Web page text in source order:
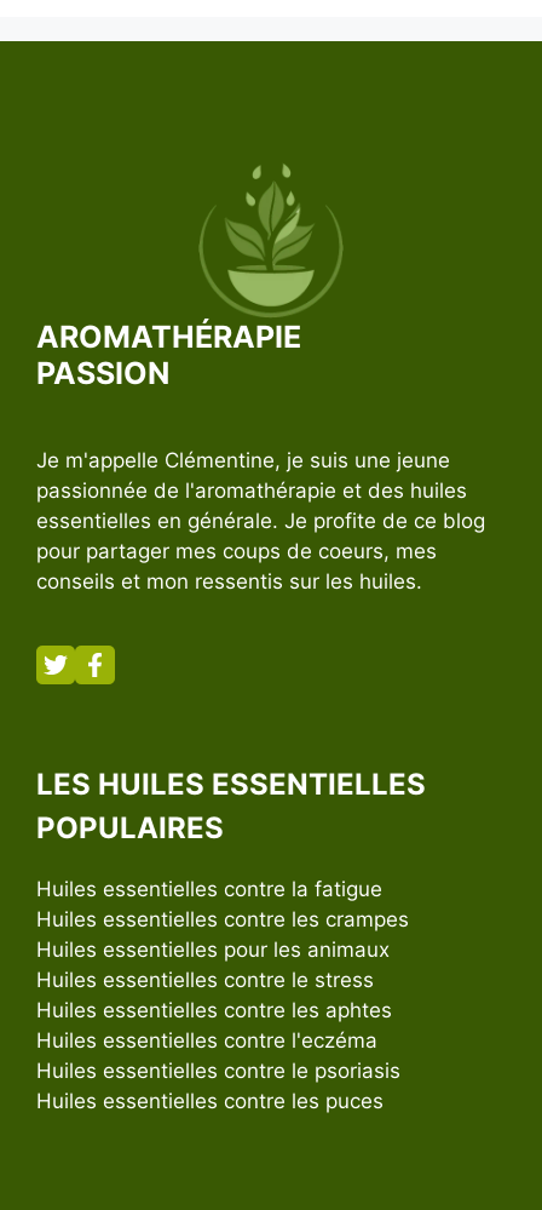
AROMATHÉRAPIE
PASSION
Je m'appelle Clémentine, je suis une jeune
passionnée de l'aromathérapie et des huiles
essentielles en générale. Je profite de ce blog
pour partager mes coups de coeurs, mes
conseils et mon ressentis sur les huiles.
LES HUILES ESSENTIELLES
POPULAIRES
Huiles essentielles contre la fatigue
Huiles essentielles contre les crampes
Huiles essentielles pour les animaux
Huiles essentielles contre le stress
Huiles essentielles contre les aphtes
Huiles essentielles contre l'eczéma
Huiles essentielles contre le psoriasis
Huiles essentielles contre les puces